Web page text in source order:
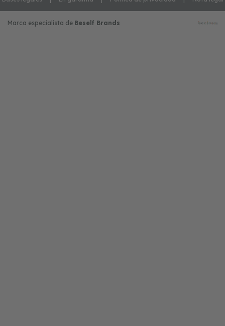
Marca especialista de Beself Brands